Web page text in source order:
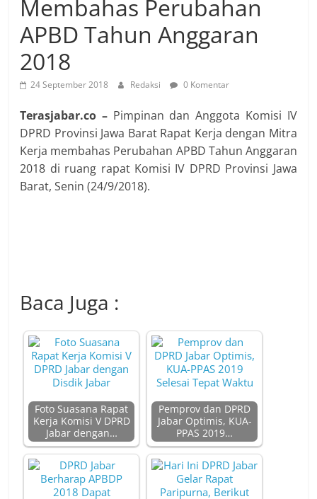
Membahas Perubahan
APBD Tahun Anggaran
2018
24 September 2018 Redaksi 0 Komentar
Terasjabar.co – Pimpinan dan Anggota Komisi IV
DPRD Provinsi Jawa Barat Rapat Kerja dengan Mitra
Kerja membahas Perubahan APBD Tahun Anggaran
2018 di ruang rapat Komisi IV DPRD Provinsi Jawa
Barat, Senin (24/9/2018).
Baca Juga :
Foto Suasana Rapat
Kerja Komisi V DPRD
Jabar dengan…
Pemprov dan DPRD
Jabar Optimis, KUA-
PPAS 2019…